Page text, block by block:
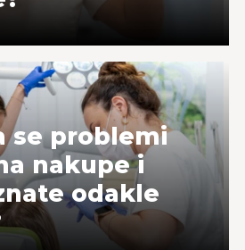
se problemi
nakupe i
odakle